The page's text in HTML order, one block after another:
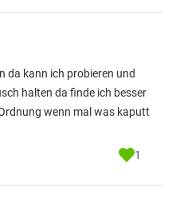
da kann ich probieren und
halten da finde ich besser
wenn mal was kaputt
1